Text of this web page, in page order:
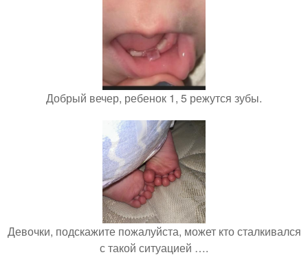
Добрый вечер, ребенок 1, 5 режутся зубы.
Девочки, подскажите пожалуйста, может кто сталкивался
с такой ситуацией ….